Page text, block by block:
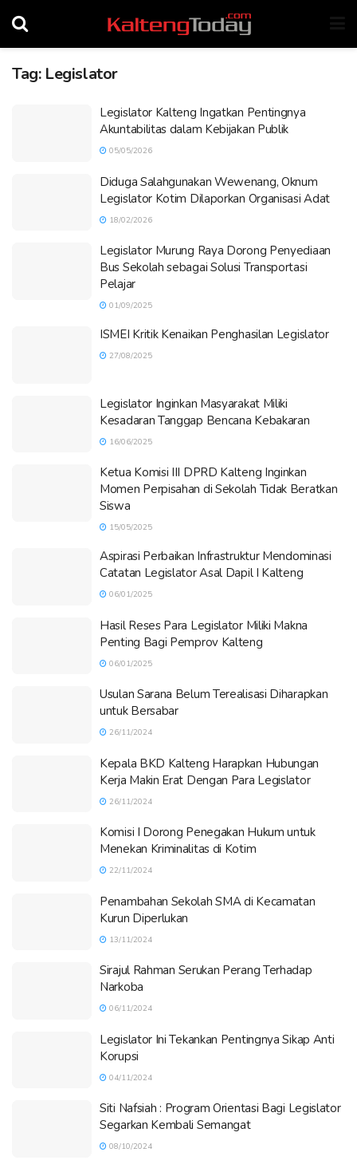
Tag: Legislator
Legislator Kalteng Ingatkan Pentingnya
Akuntabilitas dalam Kebijakan Publik
05/05/2026
Diduga Salahgunakan Wewenang, Oknum
Legislator Kotim Dilaporkan Organisasi Adat
18/02/2026
Legislator Murung Raya Dorong Penyediaan
Bus Sekolah sebagai Solusi Transportasi
Pelajar
01/09/2025
ISMEI Kritik Kenaikan Penghasilan Legislator
27/08/2025
Legislator Inginkan Masyarakat Miliki
Kesadaran Tanggap Bencana Kebakaran
16/06/2025
Ketua Komisi III DPRD Kalteng Inginkan
Momen Perpisahan di Sekolah Tidak Beratkan
Siswa
15/05/2025
Aspirasi Perbaikan Infrastruktur Mendominasi
Catatan Legislator Asal Dapil I Kalteng
06/01/2025
Hasil Reses Para Legislator Miliki Makna
Penting Bagi Pemprov Kalteng
06/01/2025
Usulan Sarana Belum Terealisasi Diharapkan
untuk Bersabar
26/11/2024
Kepala BKD Kalteng Harapkan Hubungan
Kerja Makin Erat Dengan Para Legislator
26/11/2024
Komisi I Dorong Penegakan Hukum untuk
Menekan Kriminalitas di Kotim
22/11/2024
Penambahan Sekolah SMA di Kecamatan
Kurun Diperlukan
13/11/2024
Sirajul Rahman Serukan Perang Terhadap
Narkoba
06/11/2024
Legislator Ini Tekankan Pentingnya Sikap Anti
Korupsi
04/11/2024
Siti Nafsiah : Program Orientasi Bagi Legislator
Segarkan Kembali Semangat
08/10/2024